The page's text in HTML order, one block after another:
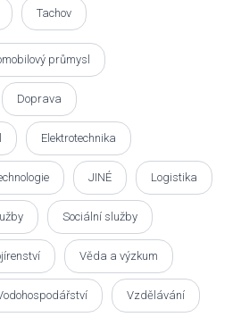
Tachov
průmysl
Doprava
Elektrotechnika
JINÉ Logistika
Sociální služby
Věda a výzkum
Vzdělávání